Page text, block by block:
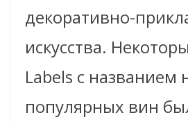
декоративно-
искусства.
Labels с названием
популярных вин